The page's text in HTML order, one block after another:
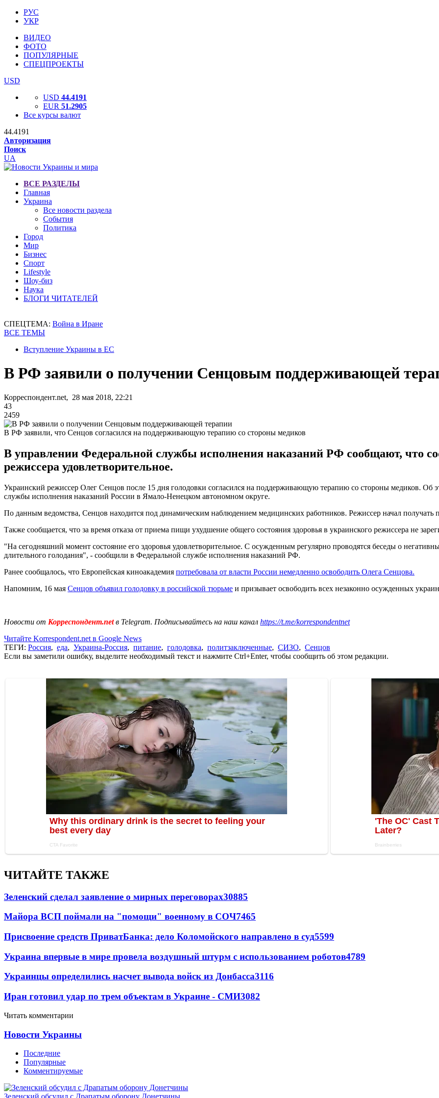
РУС
УКР
ВИДЕО
ФОТО
ПОПУЛЯРНЫЕ
СПЕЦПРОЕКТЫ
USD
USD 44.4191
EUR 51.2905
Все курсы валют
44.4191
Авторизация
Поиск
UA
ВСЕ РАЗДЕЛЫ
Главная
Украина
Все новости раздела
События
Политика
Город
Мир
Бизнес
Спорт
Lifestyle
Шоу-биз
Наука
БЛОГИ ЧИТАТЕЛЕЙ
СПЕЦТЕМА: Война в Иране
ВСЕ ТЕМЫ
Вступление Украины в ЕС
В РФ заявили о получении Сенцовым поддерживающей
Корреспондент.net, 28 мая 2018, 22:21
43
2459
В РФ заявили, что Сенцов согласился на поддерживающую терапию со стороны медиков
В управлении Федеральной службы исполнения наказаний РФ сообщают, что
режиссера удовлетворительное.
Украинский режиссер Олег Сенцов после 15 дня голодовки согласился на поддерживающую терапию со стороны медиков. Об
службы исполнения наказаний России в Ямало-Ненецком автономном округе.
По данным ведомства, Сенцов находится под динамическим наблюдением медицинских работников. Режиссер начал
Также сообщается, что за время отказа от приема пищи ухудшение общего состояния здоровья в украинского режиссера не
"На сегодняшний момент состояние его здоровья удовлетворительное. С осужденным регулярно проводятся беседы о
длительного голодания", - сообщили в Федеральной службе исполнения наказаний РФ.
Ранее сообщалось, что Европейская киноакадемия потребовала от власти России немедленно освободить Олега Сенцова.
Напомним, 16 мая Сенцов объявил голодовку в российской тюрьме и призывает освободить всех незаконно осужденных
Новости от Корреспондент.netв Telegram. Подписывайтесь на наш канал https://t.me/korrespondentnet
Читайте Korrespondent.net в Google News
ТЕГИ: Россия, еда, Украина-Россия, питание, голодовка, политзаключенные, СИЗО, Сенцов
Если вы заметили ошибку, выделите необходимый текст и нажмите Ctrl+Enter, чтобы сообщить об этом редакции.
ЧИТАЙТЕ ТАКЖЕ
Зеленский сделал заявление о мирных переговорах30885
Майора ВСП поймали на "помощи" военному в СОЧ7465
Присвоение средств ПриватБанка: дело Коломойского направлено в суд5599
Украина впервые в мире провела воздушный штурм с использованием роботов4789
Украинцы определились насчет вывода войск из Донбасса3116
Иран готовил удар по трем объектам в Украине - СМИ3082
Читать комментарии
Новости Украины
Последние
Популярные
Комментируемые